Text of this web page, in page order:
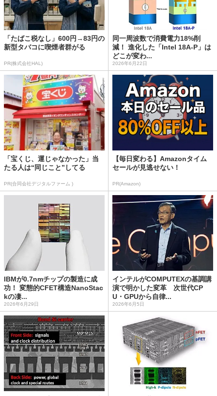
「たばこ税なし」600円→83円の
新型タバコに喫煙者群がる
PR(株式会社HAL)
同一周波数で消費電力18%削
減！ 進化した「Intel 18A-P」は
どこが変わ...
2026年6月22日
「宝くじ、運じゃなかった」当
たる人は“同じこと”してる
PR(合同会社デジタルファーム )
【毎日変わる】Amazonタイム
セールが見逃せない！
PR(Amazon)
IBMが0.7nmチップの製造に成
功！ 変態的CFET構造NanoStac
kの凄...
2026年6月29日
インテルがCOMPUTEXの基調講
演で明かした変革 次世代CP
U・GPUから自律...
2026年6月5日